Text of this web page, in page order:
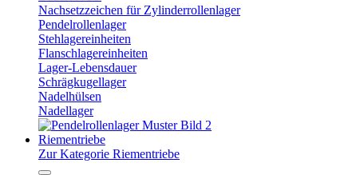
Nachsetzzeichen für Zylinderrollenlager
Pendelrollenlager
Stehlagereinheiten
Flanschlagereinheiten
Lager-Lebensdauer
Schrägkugellager
Nadelhülsen
Nadellager
Riementriebe
Zur Kategorie Riementriebe